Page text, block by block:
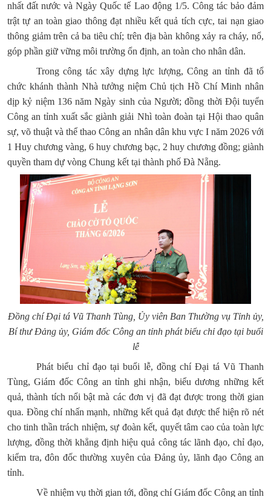
nhất đất nước và Ngày Quốc tế Lao động 1/5. Công tác bảo đảm
trật tự an toàn giao thông đạt nhiều kết quả tích cực, tai nạn giao
thông giảm trên cả ba tiêu chí; trên địa bàn không xảy ra cháy, nổ,
góp phần giữ vững môi trường ổn định, an toàn cho nhân dân.
Trong công tác xây dựng lực lượng, Công an tỉnh đã tổ
chức khánh thành Nhà tưởng niệm Chủ tịch Hồ Chí Minh nhân
dịp kỷ niệm 136 năm Ngày sinh của Người; đồng thời Đội tuyển
Công an tỉnh xuất sắc giành giải Nhì toàn đoàn tại Hội thao quân
sự, võ thuật và thể thao Công an nhân dân khu vực I năm 2026 với
1 Huy chương vàng, 6 huy chương bạc, 2 huy chương đồng; giành
quyền tham dự vòng Chung kết tại thành phố Đà Nẵng.
Đồng chí Đại tá Vũ Thanh Tùng, Ủy viên Ban Thường vụ Tỉnh ủy,
Bí thư Đảng ủy, Giám đốc Công an tỉnh phát biểu chỉ đạo tại buổi
lễ
Phát biểu chỉ đạo tại buổi lễ, đồng chí Đại tá Vũ Thanh
Tùng, Giám đốc Công an tỉnh ghi nhận, biểu dương những kết
quả, thành tích nổi bật mà các đơn vị đã đạt được trong thời gian
qua. Đồng chí nhấn mạnh, những kết quả đạt được thể hiện rõ nét
cho tinh thần trách nhiệm, sự đoàn kết, quyết tâm cao của toàn lực
lượng, đồng thời khẳng định hiệu quả công tác lãnh đạo, chỉ đạo,
kiểm tra, đôn đốc thường xuyên của Đảng ủy, lãnh đạo Công an
tỉnh.
Về nhiệm vụ thời gian tới, đồng chí Giám đốc Công an tỉnh